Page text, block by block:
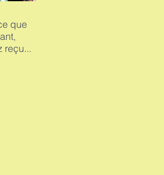
que
reçu...